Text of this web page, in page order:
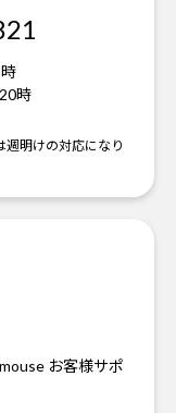
時
明けの対応になり
お客様サポ